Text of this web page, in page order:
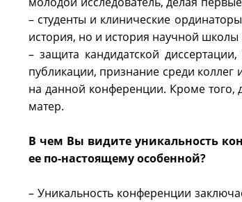
– студенты и клинические
история, но и история научной
– защита кандидатской
публикации, признание среди коллег
на данной конференции. Кроме того,
матер.
В чем Вы видите уникальность
ее по-настоящему особенной?
– Уникальность конференции